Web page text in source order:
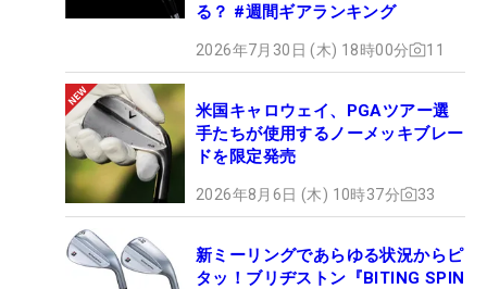
る？ #週間ギアランキング
2026年7月30日 (木) 18時00分 11
米国キャロウェイ、PGAツアー選
手たちが使用するノーメッキブレー
ドを限定発売
2026年8月6日 (木) 10時37分 33
新ミーリングであらゆる状況からピ
タッ！ブリヂストン『BITING SPIN